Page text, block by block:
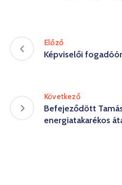
Előző
Képviselői
Következő
Befejeződött
energiatakarékos